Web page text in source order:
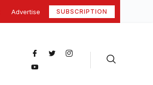
Advertise SUBSCRIPTION